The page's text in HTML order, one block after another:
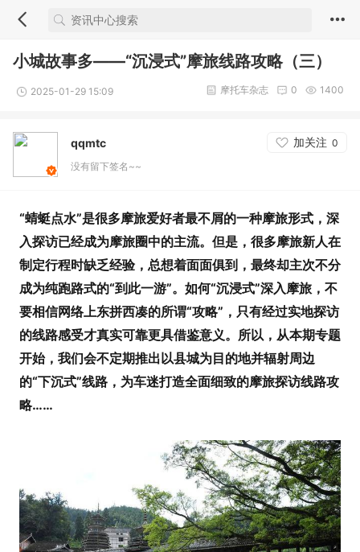
小城故事多——“沉浸式”摩旅线路攻略（三）
2025-01-29 15:09 1400
0
摩托车杂志
qqmtc 加关注 0
没有留下签名~~
“蜻蜓点水”是很多摩旅爱好者最不屑的一种摩旅形式，深
入探访已经成为摩旅圈中的主流。但是，很多摩旅新人在
制定行程时缺乏经验，总想着面面俱到，最终却主次不分
成为纯跑路式的“到此一游”。如何“沉浸式”深入摩旅，不
要相信网络上东拼西凑的所谓“攻略”，只有经过实地探访
的线路感受才真实可靠更具借鉴意义。所以，从本期专题
开始，我们会不定期推出以县城为目的地并辐射周边
的“下沉式”线路，为车迷打造全面细致的摩旅探访线路攻
略……